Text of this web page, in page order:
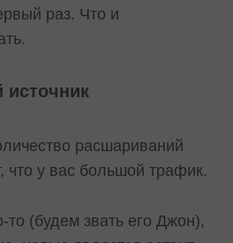
раз. Что и
расшариваний
что у вас большой трафик.
(будем звать его Джон),